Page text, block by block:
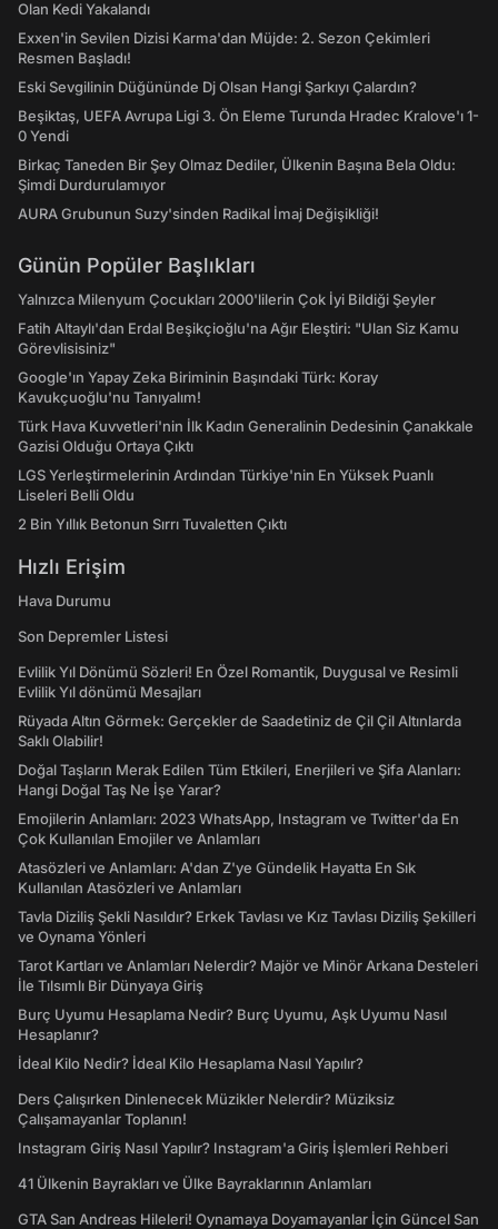
Olan Kedi Yakalandı
Exxen'in Sevilen Dizisi Karma'dan Müjde: 2. Sezon Çekimleri
Resmen Başladı!
Eski Sevgilinin Düğününde Dj Olsan Hangi Şarkıyı Çalardın?
Beşiktaş, UEFA Avrupa Ligi 3. Ön Eleme Turunda Hradec Kralove'ı 1-
0 Yendi
Birkaç Taneden Bir Şey Olmaz Dediler, Ülkenin Başına Bela Oldu:
Şimdi Durdurulamıyor
AURA Grubunun Suzy'sinden Radikal İmaj Değişikliği!
Günün Popüler Başlıkları
Yalnızca Milenyum Çocukları 2000'lilerin Çok İyi Bildiği Şeyler
Fatih Altaylı'dan Erdal Beşikçioğlu'na Ağır Eleştiri: "Ulan Siz Kamu
Görevlisisiniz"
Google'ın Yapay Zeka Biriminin Başındaki Türk: Koray
Kavukçuoğlu'nu Tanıyalım!
Türk Hava Kuvvetleri'nin İlk Kadın Generalinin Dedesinin Çanakkale
Gazisi Olduğu Ortaya Çıktı
LGS Yerleştirmelerinin Ardından Türkiye'nin En Yüksek Puanlı
Liseleri Belli Oldu
2 Bin Yıllık Betonun Sırrı Tuvaletten Çıktı
Hızlı Erişim
Hava Durumu
Son Depremler Listesi
Evlilik Yıl Dönümü Sözleri! En Özel Romantik, Duygusal ve Resimli
Evlilik Yıl dönümü Mesajları
Rüyada Altın Görmek: Gerçekler de Saadetiniz de Çil Çil Altınlarda
Saklı Olabilir!
Doğal Taşların Merak Edilen Tüm Etkileri, Enerjileri ve Şifa Alanları:
Hangi Doğal Taş Ne İşe Yarar?
Emojilerin Anlamları: 2023 WhatsApp, Instagram ve Twitter'da En
Çok Kullanılan Emojiler ve Anlamları
Atasözleri ve Anlamları: A'dan Z'ye Gündelik Hayatta En Sık
Kullanılan Atasözleri ve Anlamları
Tavla Diziliş Şekli Nasıldır? Erkek Tavlası ve Kız Tavlası Diziliş Şekilleri
ve Oynama Yönleri
Tarot Kartları ve Anlamları Nelerdir? Majör ve Minör Arkana Desteleri
İle Tılsımlı Bir Dünyaya Giriş
Burç Uyumu Hesaplama Nedir? Burç Uyumu, Aşk Uyumu Nasıl
Hesaplanır?
İdeal Kilo Nedir? İdeal Kilo Hesaplama Nasıl Yapılır?
Ders Çalışırken Dinlenecek Müzikler Nelerdir? Müziksiz
Çalışamayanlar Toplanın!
Instagram Giriş Nasıl Yapılır? Instagram'a Giriş İşlemleri Rehberi
41 Ülkenin Bayrakları ve Ülke Bayraklarının Anlamları
GTA San Andreas Hileleri! Oynamaya Doyamayanlar İçin Güncel San